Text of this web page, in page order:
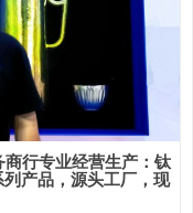
行专业经营生产：钛
产品，源头工厂，现